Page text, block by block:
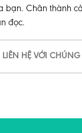
bạn. Chân thành
đọc.
LIÊN HỆ VỚI CHÚNG